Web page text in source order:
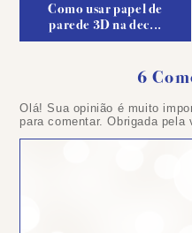
Como usar papel de
parede 3D na dec...
6
Olá! Sua opinião é muito
para comentar. Obrigada